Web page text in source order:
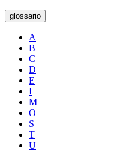
glossario
A
B
C
D
E
I
M
O
S
T
U